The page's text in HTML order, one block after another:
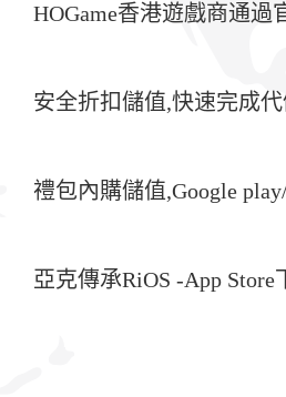
HOGame香港遊戲商通
安全折扣儲值,快速完成
禮包內購儲值,Google
亞克傳承RiOS -App Store